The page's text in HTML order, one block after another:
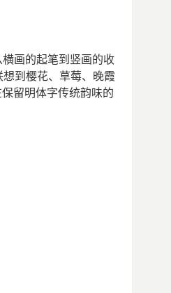
画的起笔到竖画的收
到樱花、草莓、晚霞
留明体字传统韵味的